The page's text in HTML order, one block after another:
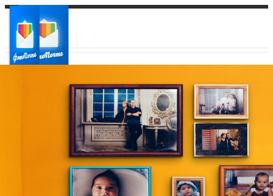
Ваш регион доставки
Выберите из списка: